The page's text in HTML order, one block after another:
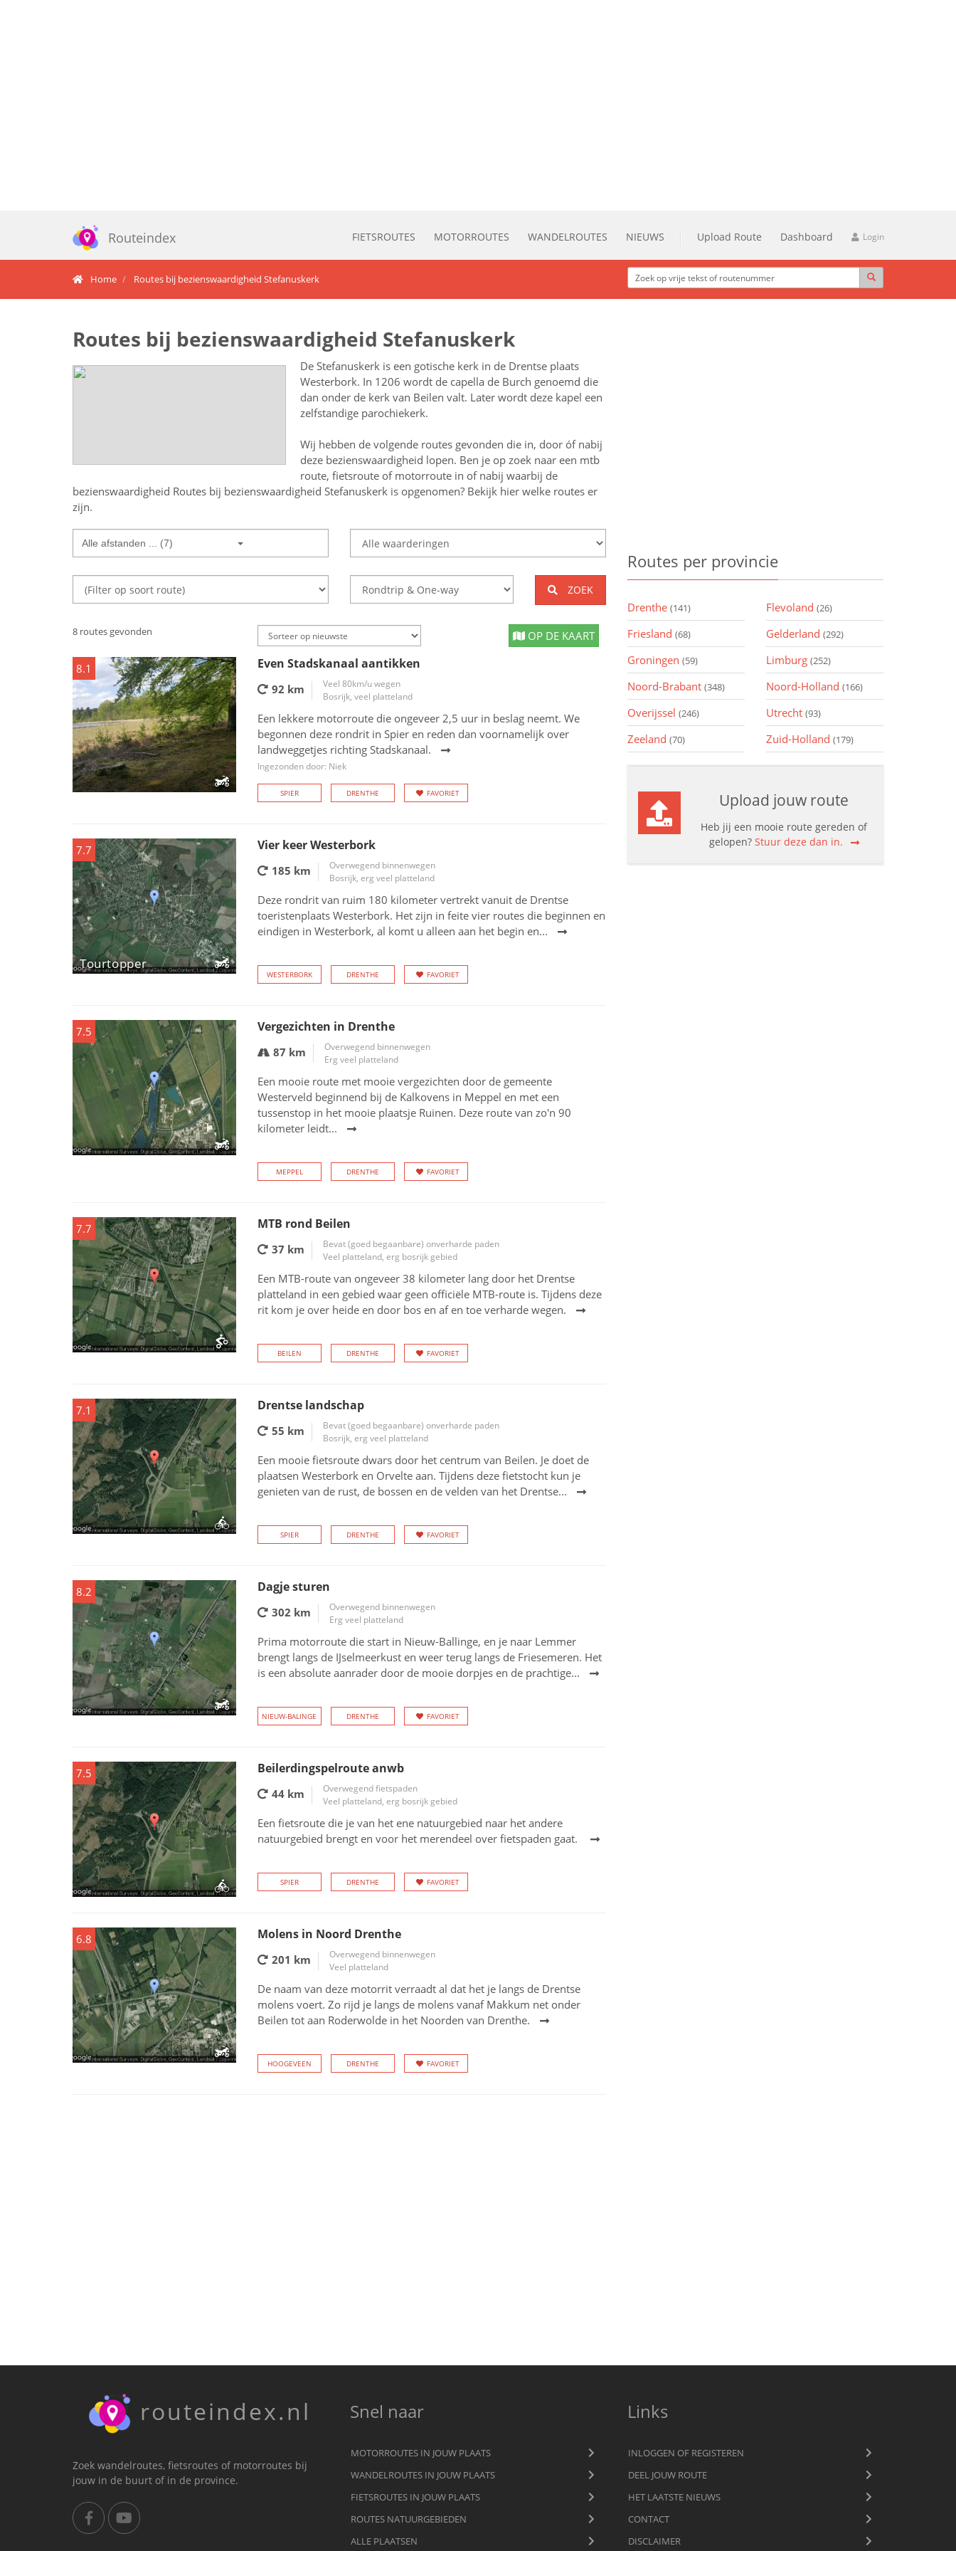
Routeindex FIETSROUTES MOTORROUTES WANDELROUTES NIEUWS Upload Route Dashboard Login
Home Routes bij bezienswaardigheid Stefanuskerk
Routes bij bezienswaardigheid Stefanuskerk
De Stefanuskerk is een gotische kerk in de Drentse plaats
Westerbork. In 1206 wordt de capella de Burch genoemd die
dan onder de kerk van Beilen valt. Later wordt deze kapel een
zelfstandige parochiekerk.
Wij hebben de volgende routes gevonden die in, door óf nabij
deze bezienswaardigheid lopen. Ben je op zoek naar een mtb
route, fietsroute of motorroute in of nabij waarbij de
bezienswaardigheid Routes bij bezienswaardigheid Stefanuskerk is opgenomen? Bekijk hier welke routes er
zijn.
Alle afstanden ... (7)
ZOEK
8 routes gevonden OP DE KAART
8.1 Even Stadskanaal aantikken
92 km
Veel 80km/u wegen
Bosrijk, veel platteland
Een lekkere motorroute die ongeveer 2,5 uur in beslag neemt. We
begonnen deze rondrit in Spier en reden dan voornamelijk over
landweggetjes richting Stadskanaal.
Ingezonden door: Niek
SPIER DRENTHE FAVORIET
7.7
Tourtopper
Vier keer Westerbork
185 km
Overwegend binnenwegen
Bosrijk, erg veel platteland
Deze rondrit van ruim 180 kilometer vertrekt vanuit de Drentse
toeristenplaats Westerbork. Het zijn in feite vier routes die beginnen en
eindigen in Westerbork, al komt u alleen aan het begin en...
WESTERBORK DRENTHE FAVORIET
7.5 Vergezichten in Drenthe
87 km
Overwegend binnenwegen
Erg veel platteland
Een mooie route met mooie vergezichten door de gemeente
Westerveld beginnend bij de Kalkovens in Meppel en met een
tussenstop in het mooie plaatsje Ruinen. Deze route van zo'n 90
kilometer leidt...
MEPPEL DRENTHE FAVORIET
7.7 MTB rond Beilen
37 km
Bevat (goed begaanbare) onverharde paden
Veel platteland, erg bosrijk gebied
Een MTB-route van ongeveer 38 kilometer lang door het Drentse
platteland in een gebied waar geen officiële MTB-route is. Tijdens deze
rit kom je over heide en door bos en af en toe verharde wegen.
BEILEN DRENTHE FAVORIET
7.1 Drentse landschap
55 km
Bevat (goed begaanbare) onverharde paden
Bosrijk, erg veel platteland
Een mooie fietsroute dwars door het centrum van Beilen. Je doet de
plaatsen Westerbork en Orvelte aan. Tijdens deze fietstocht kun je
genieten van de rust, de bossen en de velden van het Drentse...
SPIER DRENTHE FAVORIET
8.2 Dagje sturen
302 km
Overwegend binnenwegen
Erg veel platteland
Prima motorroute die start in Nieuw-Ballinge, en je naar Lemmer
brengt langs de IJselmeerkust en weer terug langs de Friesemeren. Het
is een absolute aanrader door de mooie dorpjes en de prachtige...
NIEUW-BALINGE DRENTHE FAVORIET
7.5 Beilerdingspelroute anwb
44 km
Overwegend fietspaden
Veel platteland, erg bosrijk gebied
Een fietsroute die je van het ene natuurgebied naar het andere
natuurgebied brengt en voor het merendeel over fietspaden gaat.
SPIER DRENTHE FAVORIET
6.8 Molens in Noord Drenthe
201 km
Overwegend binnenwegen
Veel platteland
De naam van deze motorrit verraadt al dat het je langs de Drentse
molens voert. Zo rijd je langs de molens vanaf Makkum net onder
Beilen tot aan Roderwolde in het Noorden van Drenthe.
HOOGEVEEN DRENTHE FAVORIET
Routes per provincie
Drenthe (141) Flevoland (26)
Friesland (68) Gelderland (292)
Groningen (59) Limburg (252)
Noord-Brabant (348) Noord-Holland (166)
Overijssel (246) Utrecht (93)
Zeeland (70) Zuid-Holland (179)
Upload jouw route
Heb jij een mooie route gereden of
gelopen? Stuur deze dan in.
routeindex.nl
Zoek wandelroutes, fietsroutes of motorroutes bij
jouw in de buurt of in de province.
Snel naar
MOTORROUTES IN JOUW PLAATS
WANDELROUTES IN JOUW PLAATS
FIETSROUTES IN JOUW PLAATS
ROUTES NATUURGEBIEDEN
ALLE PLAATSEN
Links
INLOGGEN OF REGISTEREN
DEEL JOUW ROUTE
HET LAATSTE NIEUWS
CONTACT
DISCLAIMER